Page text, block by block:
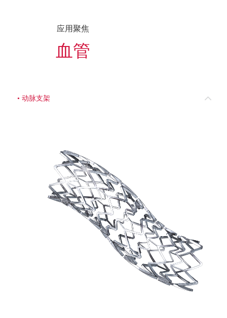
• 动脉支架
应用聚焦
血管